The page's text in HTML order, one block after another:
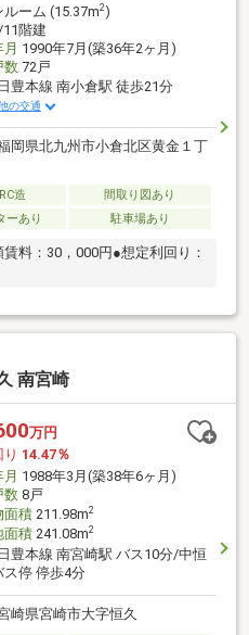
ルーム (15.37m2)
階建
1990年7月(築36年2ヶ月)
数72戸
日豊本線 南小倉駅 徒歩21分
の交通
岡県北九州市小倉北区黄金１丁
造
間取り図あり
ーあり 駐車場あり
料：30，000円●想定利回り：
南宮崎
万円
14.47％
1988年3月(築38年6ヶ月)
数8戸
面積211.98m2
面積241.08m2
日豊本線 南宮崎駅 バス10分/中恒
ス停 停歩4分
崎県宮崎市大字恒久